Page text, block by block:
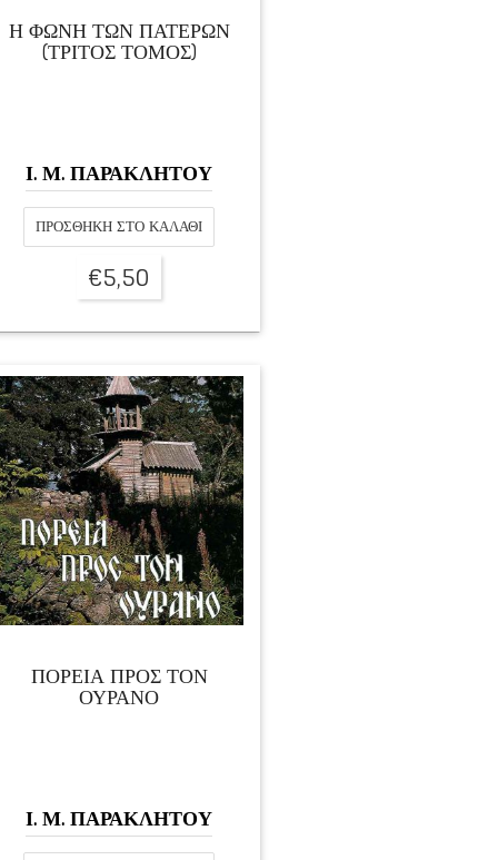
Η ΦΩΝΗ ΤΩΝ ΠΑΤΕΡΩΝ
(ΤΡΙΤΟΣ ΤΟΜΟΣ)
Ι. Μ. ΠΑΡΑΚΛΗΤΟΥ
ΠΡΟΣΘΉΚΗ ΣΤΟ ΚΑΛΆΘΙ
€5,50
ΠΟΡΕΙΑ ΠΡΟΣ ΤΟΝ
ΟΥΡΑΝΟ
Ι. Μ. ΠΑΡΑΚΛΗΤΟΥ